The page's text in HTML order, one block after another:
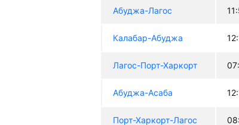
Абуджа-Лагос
Калабар-Абуджа
Лагос-Порт-Харкорт
Абуджа-Асаба
Порт-Харкорт-Лагос